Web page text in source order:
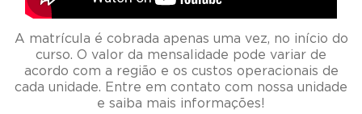
A matrícula é cobrada apenas uma vez, no início do
curso. O valor da mensalidade pode variar de
acordo com a região e os custos operacionais de
cada unidade. Entre em contato com nossa unidade
e saiba mais informações!